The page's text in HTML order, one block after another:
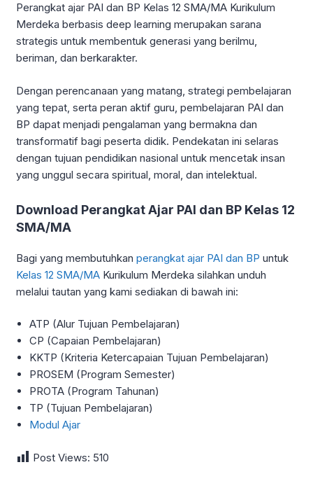
Perangkat ajar PAI dan BP Kelas 12 SMA/MA Kurikulum
Merdeka berbasis deep learning merupakan sarana
strategis untuk membentuk generasi yang berilmu,
beriman, dan berkarakter.
Dengan perencanaan yang matang, strategi pembelajaran
yang tepat, serta peran aktif guru, pembelajaran PAI dan
BP dapat menjadi pengalaman yang bermakna dan
transformatif bagi peserta didik. Pendekatan ini selaras
dengan tujuan pendidikan nasional untuk mencetak insan
yang unggul secara spiritual, moral, dan intelektual.
Download Perangkat Ajar PAI dan BP Kelas 12
SMA/MA
Bagi yang membutuhkan perangkat ajar PAI dan BP untuk
Kelas 12 SMA/MA Kurikulum Merdeka silahkan unduh
melalui tautan yang kami sediakan di bawah ini:
ATP (Alur Tujuan Pembelajaran)
CP (Capaian Pembelajaran)
KKTP (Kriteria Ketercapaian Tujuan Pembelajaran)
PROSEM (Program Semester)
PROTA (Program Tahunan)
TP (Tujuan Pembelajaran)
Modul Ajar
Post Views: 510